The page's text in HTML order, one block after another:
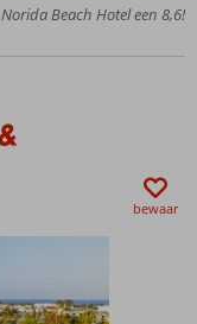
Beach Hotel een 8,6!
bewaar